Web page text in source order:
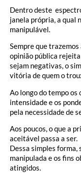
Dentro deste
janela própria, a qual
manipulável.
Sempre que
opinião pública rejeita
sejam negativas, o
vitória de quem o
Ao longo do tempo
intensidade e os
pela necessidade de
Aos poucos, o que a
aceitável passa a ser.
Dessa simples forma,
manipulada e os fins
atingidos.